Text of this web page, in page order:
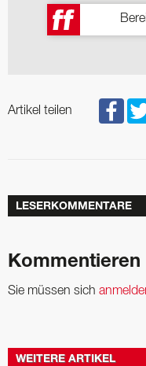
Artikel teilen
LESERKOMMENTARE
Kommentieren
Sie müssen sich
WEITERE ARTIKEL